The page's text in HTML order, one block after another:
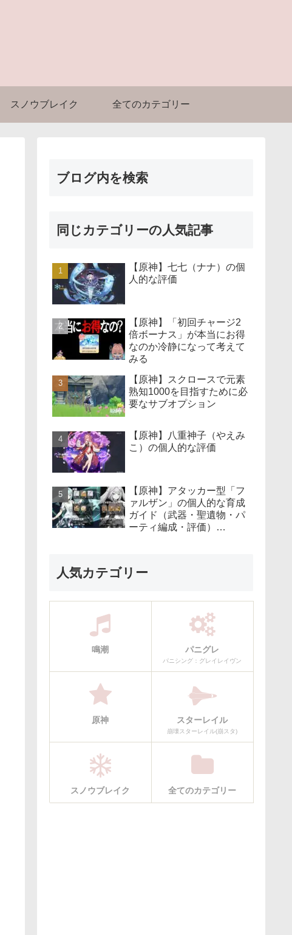
スノウブレイク 全てのカテゴリー
ブログ内を検索
同じカテゴリーの人気記事
【原神】七七（ナナ）の個
人的な評価
【原神】「初回チャージ2
倍ボーナス」が本当にお得
なのか冷静になって考えて
みる
【原神】スクロースで元素
熟知1000を目指すために必
要なサブオプション
【原神】八重神子（やえみ
こ）の個人的な評価
【原神】アタッカー型「フ
ァルザン」の個人的な育成
ガイド（武器・聖遺物・パ
ーティ編成・評価）
人気カテゴリー
鳴潮 パニグレ
パニシング：グレイレイヴン
原神 スターレイル
崩壊スターレイル(崩スタ)
スノウブレイク 全てのカテゴリー